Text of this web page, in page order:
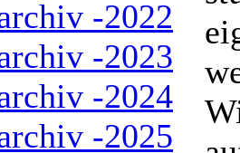
-2022
-2023
-2024
-2025